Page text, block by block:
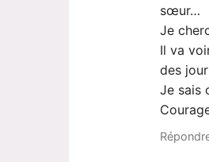
sœur…
Je
Il va
des
Je sais